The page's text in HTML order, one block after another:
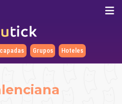
Grupos Hoteles